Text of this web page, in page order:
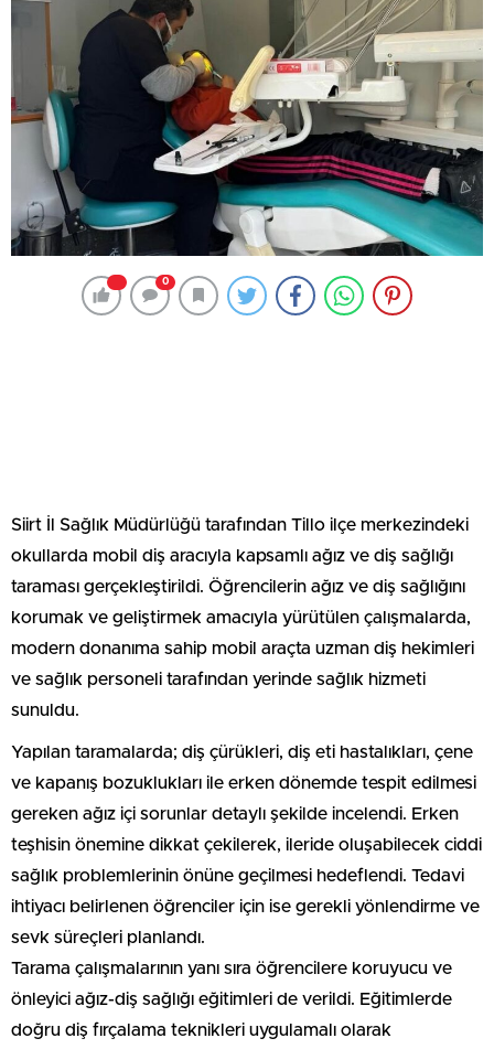
Siirt Olay Haber Siirt Haberleri
Siirt’te Mobil Diş Aracı Okullarda
Giriş: 11 Şubat 2026 11:55 Siirt Haberleri
Siirt İl Sağlık Müdürlüğü tarafından Tillo ilçe merkezindeki
okullarda mobil diş aracıyla kapsamlı ağız ve diş sağlığı
taraması gerçekleştirildi. Öğrencilerin ağız ve diş sağlığını
korumak ve geliştirmek amacıyla yürütülen çalışmalarda,
modern donanıma sahip mobil araçta uzman diş hekimleri
ve sağlık personeli tarafından yerinde sağlık hizmeti
sunuldu.
Yapılan taramalarda; diş çürükleri, diş eti hastalıkları, çene
ve kapanış bozuklukları ile erken dönemde tespit edilmesi
gereken ağız içi sorunlar detaylı şekilde incelendi. Erken
teşhisin önemine dikkat çekilerek, ileride oluşabilecek ciddi
sağlık problemlerinin önüne geçilmesi hedeflendi. Tedavi
ihtiyacı belirlenen öğrenciler için ise gerekli yönlendirme ve
sevk süreçleri planlandı.
Tarama çalışmalarının yanı sıra öğrencilere koruyucu ve